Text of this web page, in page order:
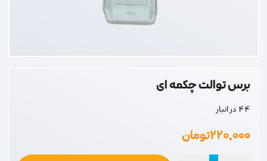
برس توالت چکمه ای
44 در انبار
۲۲۰,۰۰۰تومان